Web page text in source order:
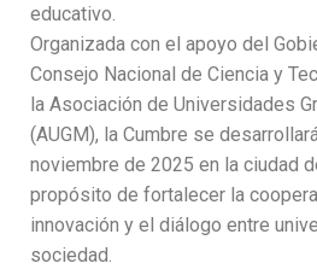
educativo.
Organizada con el apoyo del
Consejo Nacional de Ciencia y
la Asociación de Universidades
(AUGM), la Cumbre se
noviembre de 2025 en la ciudad
propósito de fortalecer la
innovación y el diálogo entre
sociedad.